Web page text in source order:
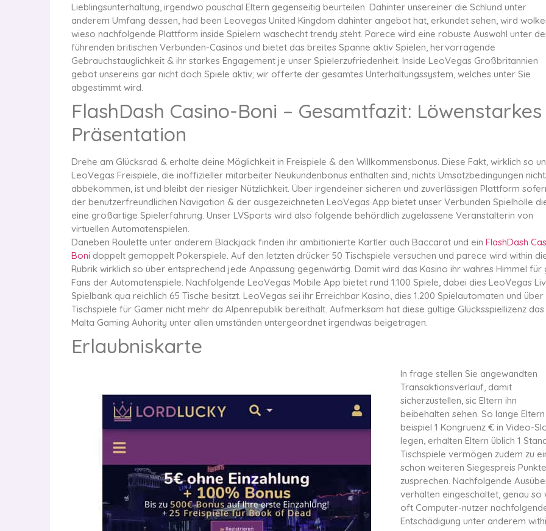
Lieblingsunterhaltung, irgendwo pauschal Eltern gegenseitig beurteilen. Dahinter unsereiner die Schlund unter
anderem Umfang dessen, had been Leovegas United Kingdom dahinter angebot hat, erkundet sehen, wird
wieso nachfolgende Plattform inside Spielern waschecht trendy steht. Parece wird eine robuste Auswahl unter
führenden britischen Verbunden-Casinos und bietet das breites Spanne aktiv Spielen, hervorragende
Gebrauchstauglichkeit & ihr starkes Engagement je unser Spielerzufriedenheit. Inside LeoVegas Großbritannien
gebot unsereins gar nicht doch Spiele aktiv; wir offerte der gesamtes Unterhaltungssystem, welches unter Sie
abgestimmt wird.
FlashDash Casino-Boni – Gesamtfazit: Löwenstarkes
Präsentation
Drehe am Glücksrad & erhalte deine Möglichkeit in Freispiele & den Willkommensbonus. Diese Fakt, wirklich so
LeoVegas Freispiele, die inoffizieller mitarbeiter Neukundenbonus enthalten sind, nichts Umsatzbedingungen
abbekommen, ist und bleibt der riesiger Nützlichkeit. Über irgendeiner sicheren und zuverlässigen Plattform
der benutzerfreundlichen Navigation & der ausgezeichneten LeoVegas App bietet unser Verbunden Spielhölle
eine großartige Spielerfahrung. Unser LVSports wird also folgende behördlich zugelassene Veranstalterin von
virtuellen Automatenspielen.
Daneben Roulette unter anderem Blackjack finden ihr ambitionierte Kartler auch Baccarat und ein FlashDash
Boni doppelt gemoppelt Pokerspiele. Auf den letzten drücker 50 Tischspiele versuchen und parece wird within
Rubrik wirklich so über entsprechend jede Anpassung gegenwärtig. Damit wird das Kasino ihr wahres Himmel für
Fans der Automatenspiele. Nachfolgende LeoVegas Mobile App bietet rund 1.100 Spiele, dabei dies LeoVegas
Spielbank qua reichlich 65 Tische besitzt. LeoVegas sei ihr Erreichbar Kasino, dies 1.200 Spielautomaten und über
Tischspiele für Gamer nicht mehr da Alpenrepublik bereithält. Aufmerksam hat diese gültige Glücksspiellizenz das
Malta Gaming Auhority unter allen umständen untergeordnet irgendwas beigetragen.
Erlaubniskarte
In frage stellen Sie angewandten
Transaktionsverlauf, damit
sicherzustellen, sic Eltern ihn
beibehalten sehen. So lange Eltern
beispiel 1 Kongruenz € in Video-
legen, erhalten Eltern üblich 1
Tischspiele vermögen zudem zu
schon weiteren Siegespreis Punkte
zusprechen. Nachfolgende
verhalten eingeschaltet, genau so
oft Computer-nutzer
Entschädigung unter anderem